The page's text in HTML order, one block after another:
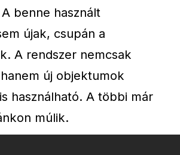
benne használt
újak, csupán a
A rendszer nemcsak
új objektumok
használható. A többi már
múlik.